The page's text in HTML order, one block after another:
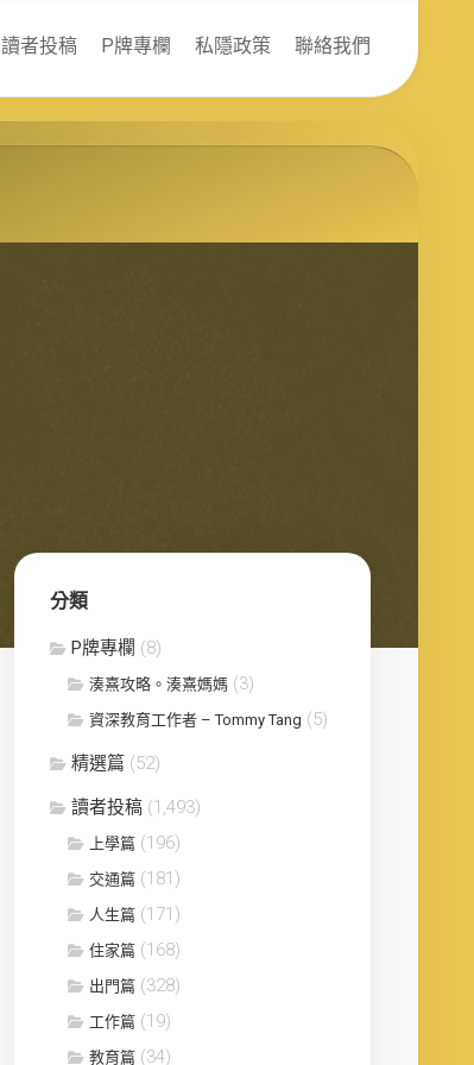
讀者投稿 P牌專欄 私隱政策 聯絡我們
分類
P牌專欄 (8)
湊熹攻略。湊熹媽媽 (3)
資深教育工作者 – Tommy Tang (5)
精選篇 (52)
讀者投稿 (1,493)
上學篇 (196)
交通篇 (181)
人生篇 (171)
住家篇 (168)
出門篇 (328)
工作篇 (19)
教育篇 (34)